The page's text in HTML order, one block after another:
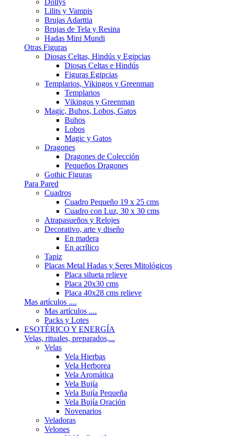
Dollys
Lilits y Vampis
Brujas Adarttia
Brujas de Tela y Resina
Hadas Mini Mundi
Otras Figuras
Diosas Celtas, Hindús y Egipcias
Diosas Celtas e Hindús
Figuras Egipcias
Templarios, Vikingos y Greenman
Templarios
Vikingos y Greenman
Magic, Buhos, Lobos, Gatos
Buhos
Lobos
Magic y Gatos
Dragones
Dragones de Colección
Pequeños Dragones
Gothic Figuras
Para Pared
Cuadros
Cuadro Pequeño 19 x 25 cms
Cuadro con Luz, 30 x 30 cms
Atrapasueños y Relojes
Decorativo, arte y diseño
En madera
En acrílico
Tapiz
Placas Metal Hadas y Seres Mitológicos
Placa silueta relieve
Placa 20x30 cms
Placa 40x28 cms relieve
Mas artículos ....
Mas artículos ....
Packs y Lotes
ESOTÉRICO Y ENERGÍA
Velas, rituales, preparados,...
Velas
Vela Hierbas
Vela Herborea
Vela Aromática
Vela Bujía
Vela Bujía Pequeña
Vela Bujía Oración
Novenarios
Veladoras
Velones